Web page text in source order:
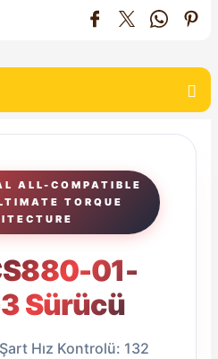
SIMATIC SAFETY
SIMOTION Hareket Kontrol Üniteleri
SIRIUS SAFETY
WinCC Unified Runtime Yazılımları
ALL-COMPATIBLE
TORQUE
01-
Sürücü
Hız Kontrolü: 132